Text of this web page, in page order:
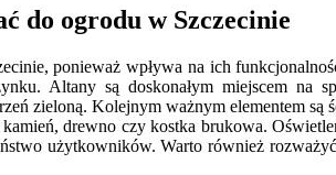
do ogrodu w Szczecinie
ponieważ wpływa na ich
Altany są doskonałym miejscem na
zieloną. Kolejnym ważnym elementem są
drewno czy kostka brukowa.
użytkowników. Warto również